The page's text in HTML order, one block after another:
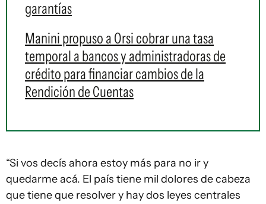
garantías
Manini propuso a Orsi cobrar una tasa
temporal a bancos y administradoras de
crédito para financiar cambios de la
Rendición de Cuentas
“Si vos decís ahora estoy más para no ir y
quedarme acá. El país tiene mil dolores de cabeza
que tiene que resolver y hay dos leyes centrales